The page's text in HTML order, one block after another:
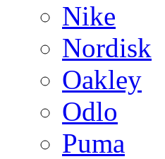
Nike
Nordisk
Oakley
Odlo
Puma